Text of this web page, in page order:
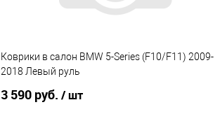
Коврики в салон BMW 5-Series (F10/F11) 2009-
2018 Левый руль
3 590 руб. / шт